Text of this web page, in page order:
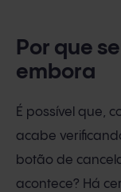
Por que
embora
É possível que,
acabe
botão de
acontece? Há